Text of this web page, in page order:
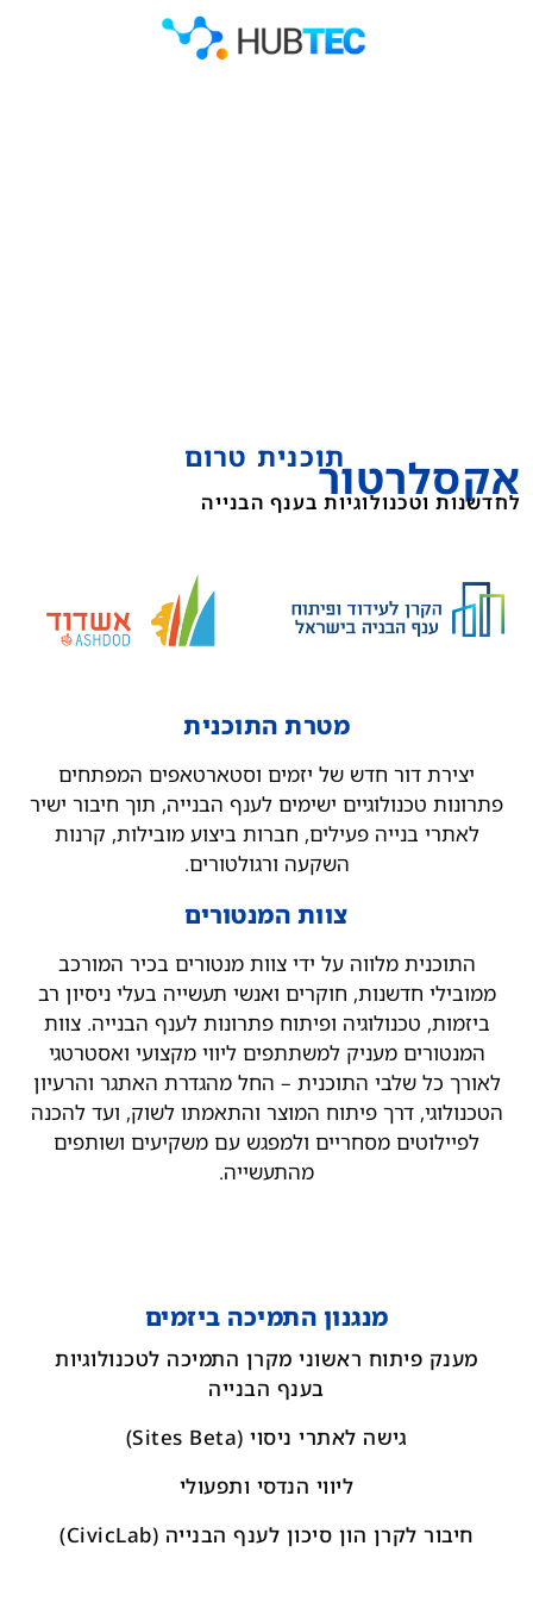
תוכנית טרוםאקסלרטור
לחדשנות וטכנולוגיות בענף הבנייה​
מטרת התוכנית
יצירת דור חדש של יזמים וסטארטאפים המפתחים
פתרונות טכנולוגיים ישימים לענף הבנייה, תוך חיבור ישיר
לאתרי בנייה פעילים, חברות ביצוע מובילות, קרנות
השקעה ורגולטורים.
צוות המנטורים
התוכנית מלווה על ידי צוות מנטורים בכיר המורכב
ממובילי חדשנות, חוקרים ואנשי תעשייה בעלי ניסיון רב
ביזמות, טכנולוגיה ופיתוח פתרונות לענף הבנייה. צוות
המנטורים מעניק למשתתפים ליווי מקצועי ואסטרטגי
לאורך כל שלבי התוכנית – החל מהגדרת האתגר והרעיון
הטכנולוגי, דרך פיתוח המוצר והתאמתו לשוק, ועד להכנה
לפיילוטים מסחריים ולמפגש עם משקיעים ושותפים
מהתעשייה.
מנגנון התמיכה ביזמים
מענק פיתוח ראשוני מקרן התמיכה לטכנולוגיות
בענף הבנייה
גישה לאתרי ניסוי (Sites Beta)
ליווי הנדסי ותפעולי
חיבור לקרן הון סיכון לענף הבנייה (CivicLab)